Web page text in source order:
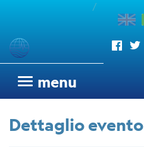
/
menu
Sismogrammi
sismometrica
OGS
Dettaglio evento